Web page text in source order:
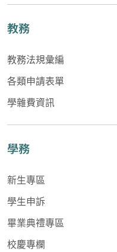
教務
教務法規彙編
各類申請表單
學雜費資訊
學務
新生專區
學生申訴
畢業典禮專區
校慶專欄